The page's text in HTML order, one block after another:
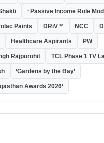
‘ Passive Income Role
Paints DRiV™ NCC
Healthcare Aspirants PW
Rajpurohit TCL Phase 1 TV
‘Gardens by the Bay’
Awards 2026‘